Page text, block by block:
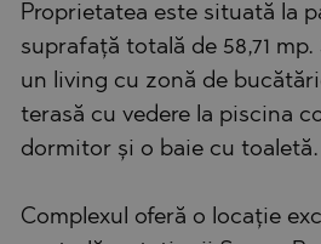
Proprietatea este situată la
suprafață totală de 58,71
un living cu zonă de
terasă cu vedere la piscina
dormitor și o baie cu toaletă.
Complexul oferă o locație